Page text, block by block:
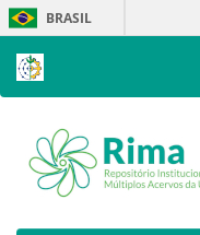
Skip
navigation
BRASIL